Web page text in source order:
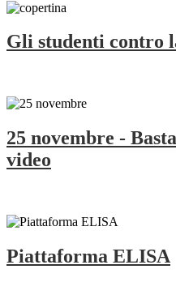
Gli studenti contro
25 novembre -
video
Piattaforma ELISA